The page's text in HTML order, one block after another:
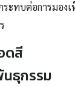
ะทบต่อการมอ
ดสี
ธุกรรม